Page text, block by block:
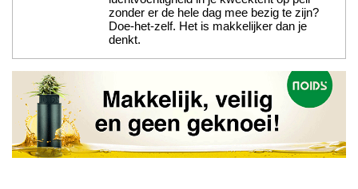
zonder er de hele dag mee bezig te zijn?
Doe-het-zelf. Het is makkelijker dan je
denkt.